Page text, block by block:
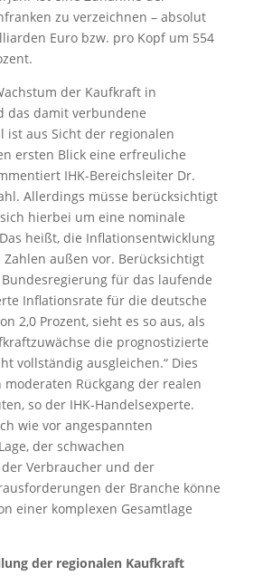
zu verzeichnen – absolut
Euro bzw. pro Kopf um 554
der Kaufkraft in
das damit verbundene
ist aus Sicht der regionalen
ersten Blick eine erfreuliche
IHK-Bereichsleiter Dr.
Allerdings müsse berücksichtigt
hierbei um eine nominale
heißt, die Inflationsentwicklung
außen vor. Berücksichtigt
für das laufende
Inflationsrate für die deutsche
2,0 Prozent, sieht es so aus, als
die prognostizierte
vollständig ausgleichen.“ Dies
Rückgang der realen
so der IHK-Handelsexperte.
wie vor angespannten
der schwachen
Verbraucher und der
der Branche könne
einer komplexen Gesamtlage
der regionalen Kaufkraft